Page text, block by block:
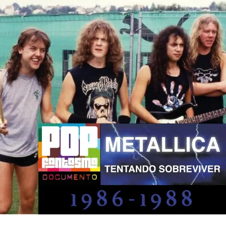
A versão poderia ser uma bela pirataria, mas vira oficial
nesse mês: vai aparecer em uma reedição deA way of
life, prevista para o dia 26. A edição de luxo estará